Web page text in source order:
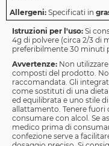
Allergeni: Specificati in
Istruzioni per l'uso: Si
4g di polvere (circa 2/3 di
preferibilmente 30 minuti
Avvertenze: Non
composti del prodotto.
raccomandata. Gli
come sostituti di una
ed equilibrata e uno stile
allattamento. Tenere fuori
consumare con alcol. Se
medico prima di
confezione serve a